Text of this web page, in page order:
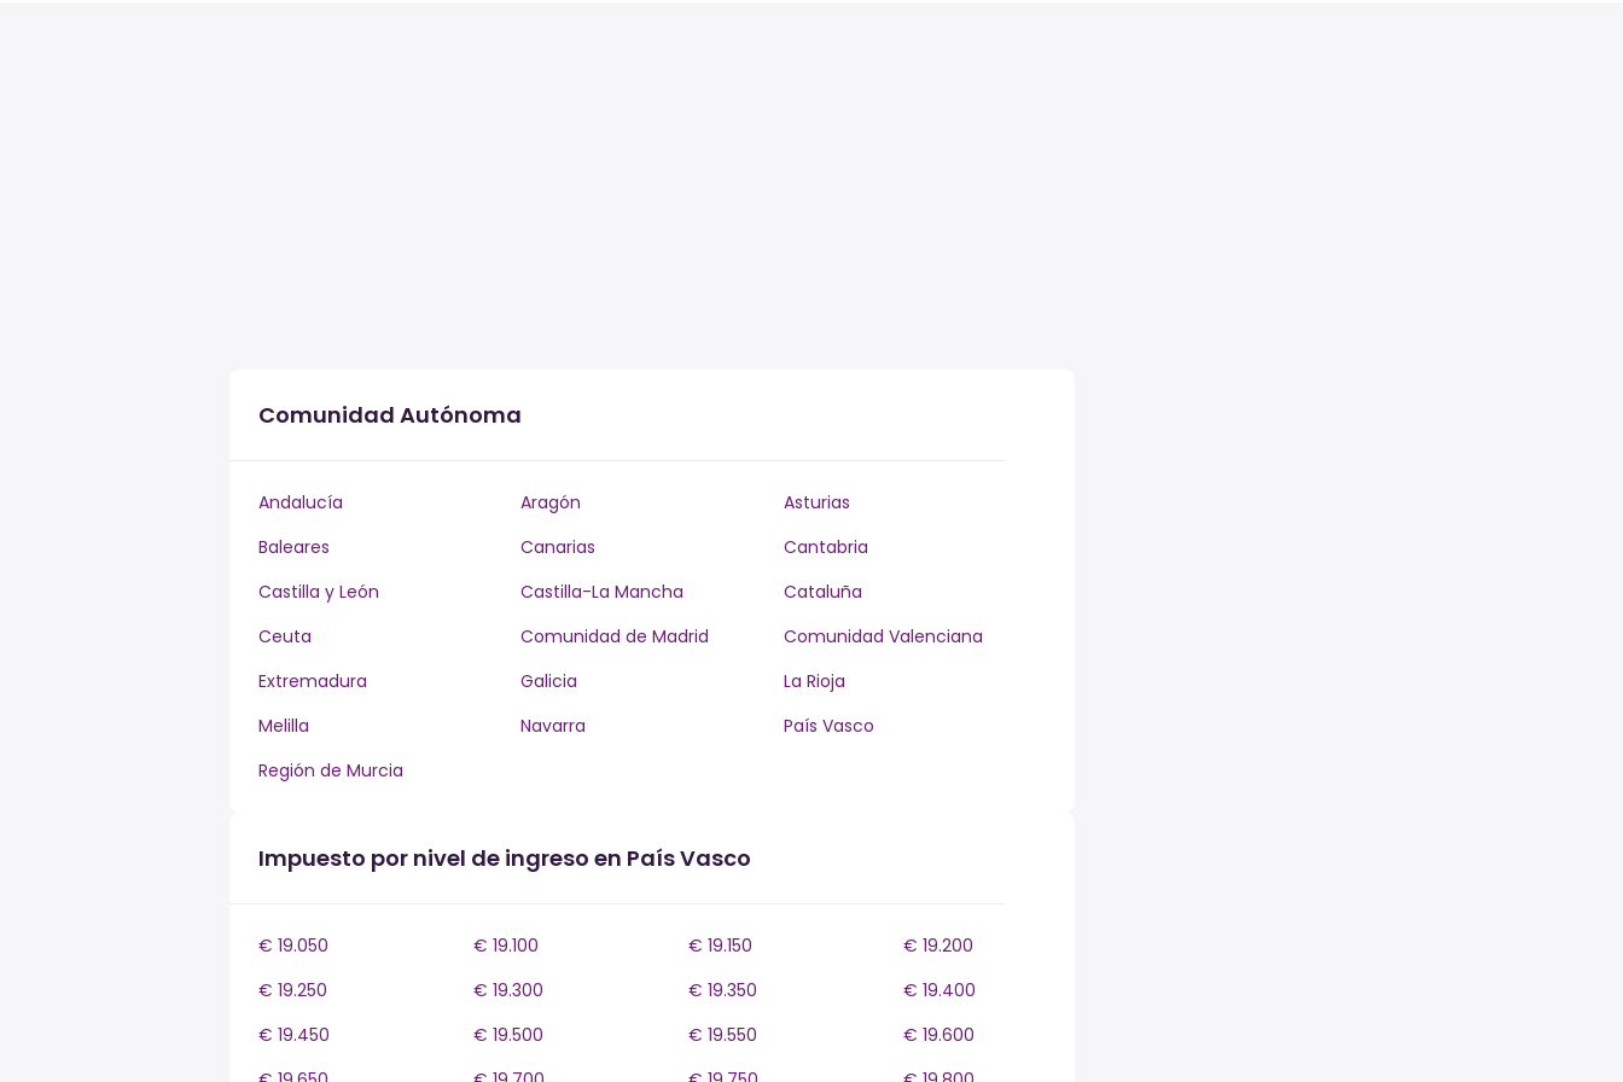
Comunidad Autónoma
Andalucía Aragón
Asturias
Baleares
Canarias
Cantabria
Castilla y León
Castilla-La Mancha
Cataluña
Ceuta
Comunidad de Madrid
Comunidad Valenciana
Extremadura
Galicia
La Rioja
Melilla
Navarra
País Vasco
Región de Murcia
Impuesto por nivel de ingreso en País Vasco
€ 19.050 € 19.100 € 19.150
€ 19.200
€ 19.250
€ 19.300 € 19.350
€ 19.400
€ 19.450
€ 19.500 € 19.550
€ 19.600